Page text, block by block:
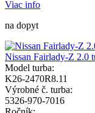
Viac info
na dopyt
Nissan Fairlady-Z 2.0
Model turba:
K26-2470R8.11
Výrobné č. turba:
5326-970-7016